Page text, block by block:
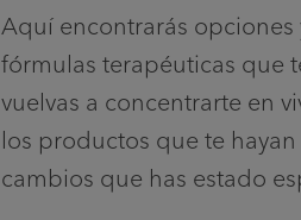
Aquí encontrarás
fórmulas terapéuticas que
vuelvas a concentrarte en
los productos que te
cambios que has estado